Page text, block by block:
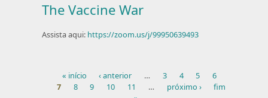
The Vaccine War
Assista aqui: https://zoom.us/j/99950639493
Páginas
« início ‹ anterior … 3 4 5
6
7
8 9 10 11 … próximo ›
fim